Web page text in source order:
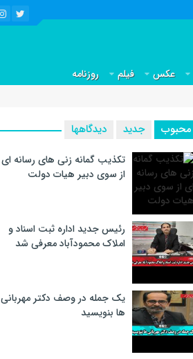
عکس فیلم روزنامه
محبوب جدید دیدگاهها
تکذیب گمانه زنی های رسانه ای
از سوی دبیر هیات دولت
رئیس جدید اداره ثبت اسناد و
املاک محمودآباد معرفی شد
یک جمله در وصف دکتر مهربانی
ها بنویسید